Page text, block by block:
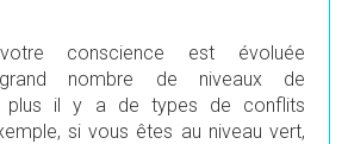
conscience est évoluée
nombre de niveaux de
plus il y a de types de conflits
si vous êtes au niveau vert,